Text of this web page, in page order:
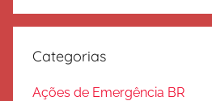
Categorias
Ações de Emergência BR